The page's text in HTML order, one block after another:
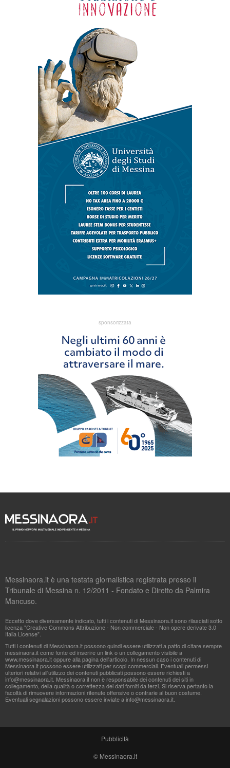
sponsorizzata
Messinaora.it è una testata giornalistica registrata presso il
Tribunale di Messina n. 12/2011 - Fondato e Diretto da Palmira
Mancuso.
Eccetto dove diversamente indicato, tutti i contenuti di Messinaora.it sono rilasciati sotto
licenza "Creative Commons Attribuzione - Non commerciale - Non opere derivate 3.0
Italia License".
Tutti i contenuti di Messinaora.it possono quindi essere utilizzati a patto di citare sempre
messinaora.it come fonte ed inserire un link o un collegamento visibile a
www.messinaora.it oppure alla pagina dell'articolo. In nessun caso i contenuti di
Messinaora.it possono essere utilizzati per scopi commerciali. Eventuali permessi
ulteriori relativi all'utilizzo dei contenuti pubblicati possono essere richiesti a
info@messinaora.it. Messinaora.it non è responsabile dei contenuti dei siti in
collegamento, della qualità o correttezza dei dati forniti da terzi. Si riserva pertanto la
facoltà di rimuovere informazioni ritenute offensive o contrarie al buon costume.
Eventuali segnalazioni possono essere inviate ainfo@messinaora.it.
Pubblicità
© Messinaora.it